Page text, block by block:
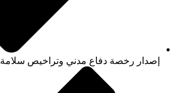
إصدار رخصة دفاع مدني وتراخيص سلامة